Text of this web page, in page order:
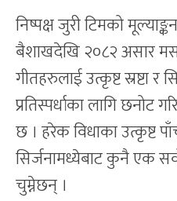
निष्पक्ष जुरी टिमको
बैशाखदेखि २०८२ असार
गीतहरुलाई उत्कृष्ट स्रष्टा
प्रतिस्पर्धाका लागि
छ । हरेक विधाका उत्कृष्ट
सिर्जनामध्येबाट कुनै एक
चुम्नेछन् ।